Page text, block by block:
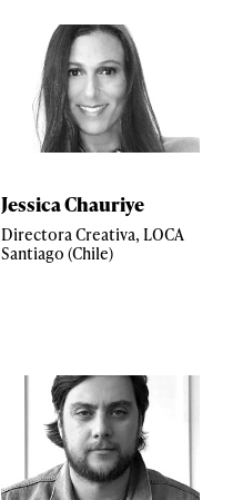
Jessica Chauriye
Directora Creativa, LOCA
Santiago (Chile)